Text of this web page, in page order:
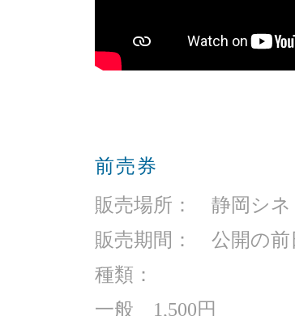
前売券
販売場所： 静岡シネ
販売期間： 公開の前
種類：
一般 1,500円